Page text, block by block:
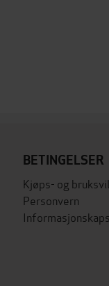
BETINGELSER
Kjøps- og
Personvern